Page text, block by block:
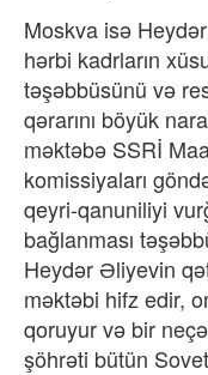
Moskva isə
hərbi kadrların
təşəbbüsünü və
qərarını böyük
məktəbə SSRİ
komissiyaları
qeyri-qanuniliyi
bağlanması
Heydər Əliyevin
məktəbi hifz edir,
qoruyur və bir
şöhrəti bütün